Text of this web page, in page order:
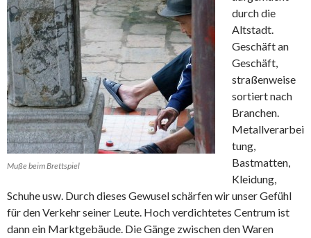
Muße beim Brettspiel
durch die
Altstadt.
Geschäft an
Geschäft,
straßenweise
sortiert nach
Branchen.
Metallverarbei
tung,
Bastmatten,
Kleidung,
Schuhe usw. Durch dieses Gewusel schärfen wir unser Gefühl
für den Verkehr seiner Leute. Hoch verdichtetes Centrum ist
dann ein Marktgebäude. Die Gänge zwischen den Waren